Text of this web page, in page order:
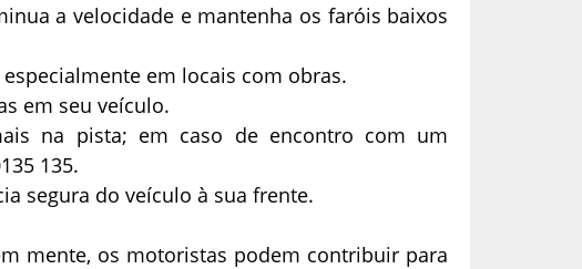
a velocidade e mantenha os faróis baixos
especialmente em locais com obras.
em seu veículo.
na pista; em caso de encontro com um
135.
segura do veículo à sua frente.
mente, os motoristas podem contribuir para